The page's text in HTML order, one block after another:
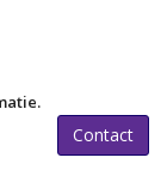
Contact